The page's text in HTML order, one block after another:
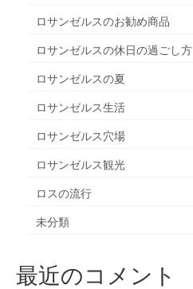
ロサンゼルスのお勧め商品
ロサンゼルスの休日の過ごし方
ロサンゼルスの夏
ロサンゼルス生活
ロサンゼルス穴場
ロサンゼルス観光
ロスの流行
未分類
最近のコメント